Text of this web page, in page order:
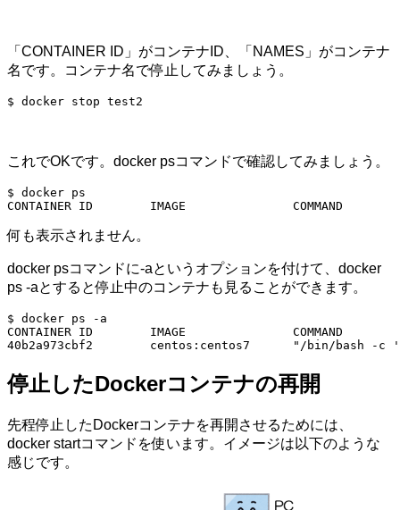
「CONTAINER ID」がコンテナID、「NAMES」がコンテナ
名です。コンテナ名で停止してみましょう。
$ docker stop test2
これでOKです。docker psコマンドで確認してみましょう。
$ docker ps
CONTAINER ID        IMAGE               COMMAND
何も表示されません。
docker psコマンドに-aというオプションを付けて、docker
ps -aとすると停止中のコンテナも見ることができます。
$ docker ps -a
CONTAINER ID        IMAGE
40b2a973cbf2        centos:centos7      "/bin/bash
停止したDockerコンテナの再開
先程停止したDockerコンテナを再開させるためには、
docker startコマンドを使います。イメージは以下のような
感じです。